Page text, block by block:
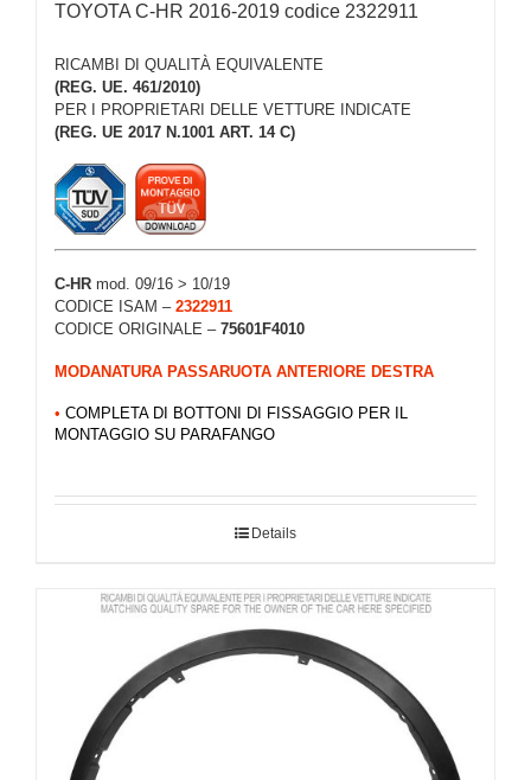
TOYOTA C-HR 2016-2019 codice 2322911
RICAMBI DI QUALITÀ EQUIVALENTE
(REG. UE. 461/2010)
PER I PROPRIETARI DELLE VETTURE INDICATE
(REG. UE 2017 N.1001 ART. 14 C)
C-HR mod. 09/16 > 10/19
CODICE ISAM – 2322911
CODICE ORIGINALE – 75601F4010
MODANATURA PASSARUOTA ANTERIORE DESTRA
• COMPLETA DI BOTTONI DI FISSAGGIO PER IL
MONTAGGIO SU PARAFANGO
Details